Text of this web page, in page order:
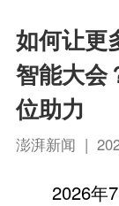
如何让更
智能大会
位助力
澎湃新闻 |
2026年